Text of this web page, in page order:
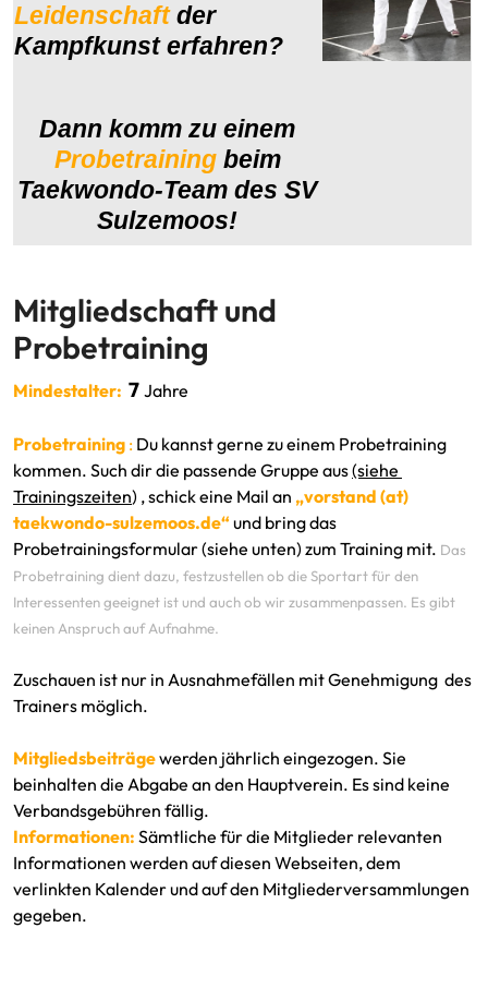
Leidenschaftder
Kampfkunst erfahren?
Dann komm zu einem
Probetrainingbeim
Taekwondo-Team des SV
Sulzemoos!
Mitgliedschaft und
Probetraining
Mindestalter: 7 Jahre
Probetraining : Du kannst gerne zu einem Probetraining
kommen. Such dir die passende Gruppe aus(siehe
Trainingszeiten) , schick eine Mail an „vorstand (at)
taekwondo-sulzemoos.de“ und bring das
Probetrainingsformular (siehe unten) zum Training mit. Das
Probetraining dient dazu, festzustellen ob die Sportart für den
Interessenten geeignet ist und auch ob wir zusammenpassen. Es gibt
keinen Anspruch auf Aufnahme.
Zuschauen ist nur in Ausnahmefällen mit Genehmigung des
Trainers möglich.
Mitgliedsbeiträgewerden jährlich eingezogen. Sie
beinhalten die Abgabe an den Hauptverein. Es sind keine
Verbandsgebühren fällig.
Informationen: Sämtliche für die Mitglieder relevanten
Informationen werden auf diesen Webseiten, dem
verlinkten Kalender und auf den Mitgliederversammlungen
gegeben.